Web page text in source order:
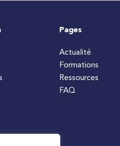
Pages
Actualité
Formations
Ressources
FAQ